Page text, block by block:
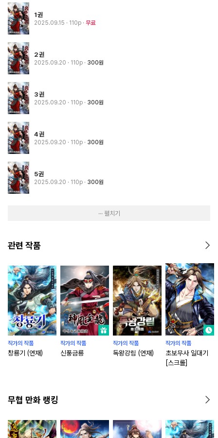
1권
2025.09.15 · 110p 무료
2권
2025.09.20 · 110p 300원
3권
2025.09.20 · 110p 300원
4권
2025.09.20 · 110p 300원
5권
2025.09.20 · 110p 300원
··· 펼치기
관련 작품
작가의 작품
창룡기 (연재)
작가의 작품
신풍금룡
작가의 작품
독왕강림 (연재)
작가의 작품
초보무사 일대기
[스크롤]
무협 만화 랭킹